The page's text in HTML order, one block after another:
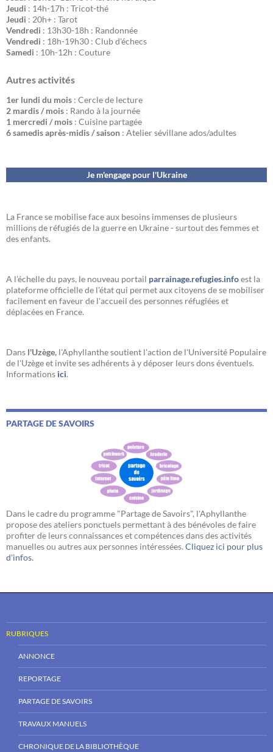
Jeudi : 14h-17h : Tricot-thé
Jeudi : 20h+ : Tarot
Vendredi : 13h30-18h : Randonnée
Vendredi : 18h-19h30 : Club d'échecs
Samedi : 10h-12h : Couture
Autres activités
1er lundi du mois : Cercle de lecture
2 mardis / mois : Rando à la journée
1 mercredi / mois : Cuisine partagée
6 samedis après-midis / saison : Atelier sévillane ados/adultes
Je m'engage pour l'Ukraine
La France se mobilise face aux besoins immenses de plusieurs
millions de réfugiés de la guerre en Ukraine - surtout des femmes et
des enfants.
A l’échelle du pays, le nouveau portail parrainage.refugies.infoest la
plateforme officielle de l'état qui permet aux citoyens de se mobiliser
facilement en faveur de l'accueil des personnes réfugiées et
déplacées en France.
Dans l'Uzège, l'Aphyllanthe soutient l'action de l'Université Populaire
de l'Uzège et invite ses adhérents à y déposer leurs dons éventuels.
Informations ici.
PARTAGE DE SAVOIRS
Dans le cadre du programme "Partage de Savoirs", l'Aphyllanthe
propose des ateliers ponctuels permettant à des bénévoles de faire
profiter de leurs connaissances et compétences dans des activités
manuelles ou autres aux personnes intéressées. Cliquez ici pour plus
d'infos.
RUBRIQUES
ANNONCE
REPORTAGE
PARTAGE DE SAVOIRS
TRAVAUX MANUELS
CHRONIQUE DE LA BIBLIOTHÈQUE